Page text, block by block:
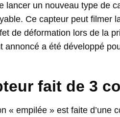
lancer un nouveau type de
Ce capteur peut filmer
de déformation lors de la
annoncé a été développé
fait de 3
« empilée » est faite d’une